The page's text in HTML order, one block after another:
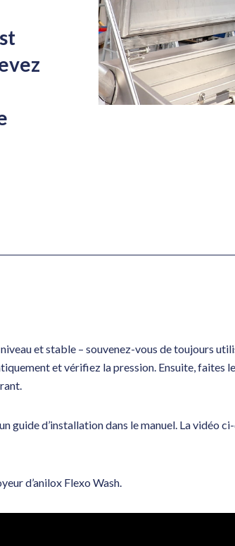
et stable – souvenez-vous de toujours
et vérifiez la pression. Ensuite, faites
d’installation dans le manuel. La vidéo
d’anilox Flexo Wash.